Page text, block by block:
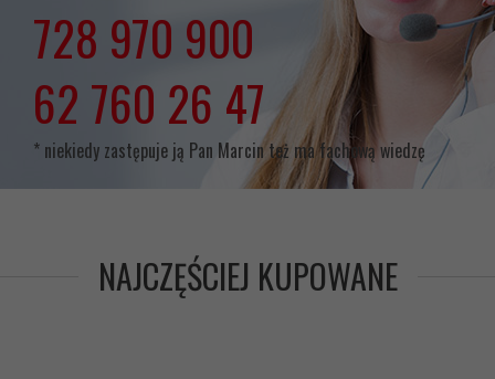
lub
728 970 900
lub
62 760 26 47
* niekiedy zastępuje ją Pan Marcin też ma fachową wiedzę
NAJCZĘŚCIEJ KUPOWANE